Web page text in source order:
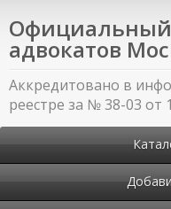
адвокатов
Аккредитовано в
реестре за № 38-03 от